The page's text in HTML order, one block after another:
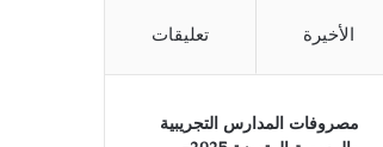
الأخيرة تعليقات
مصروفات المدارس التجريبية